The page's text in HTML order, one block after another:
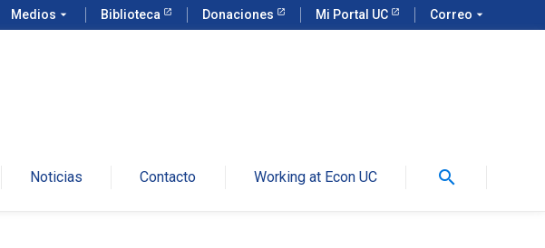
Medios arrow_drop_down Biblioteca Donaciones Mi Portal UC Correo arrow_drop_down
Noticias Contacto Working at Econ UC search